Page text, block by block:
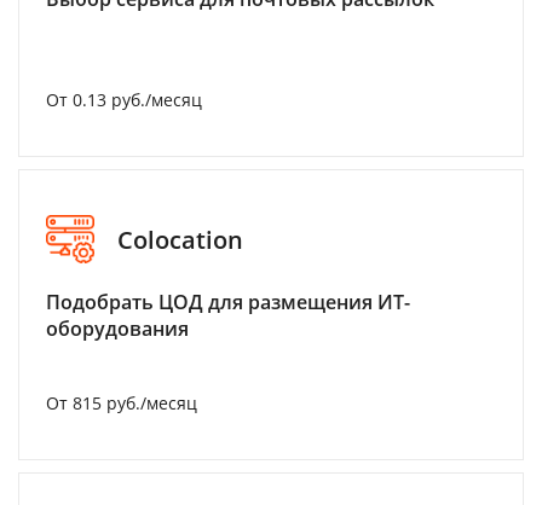
От 0.13 руб./месяц
Colocation
Подобрать ЦОД для размещения ИТ-
оборудования
От 815 руб./месяц